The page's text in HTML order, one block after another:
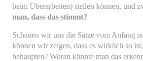
beim Überarbeiten) stellen können, und
man, dass das stimmt?
Schauen wir uns die Sätze vom Anfang
können wir zeigen, dass es wirklich so
behaupten? Woran könnte man das